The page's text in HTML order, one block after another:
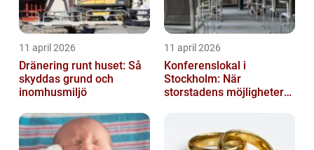
11 april 2026
Dränering runt huset: Så
skyddas grund och
inomhusmiljö
11 april 2026
Konferenslokal i
Stockholm: När
storstadens möjligheter